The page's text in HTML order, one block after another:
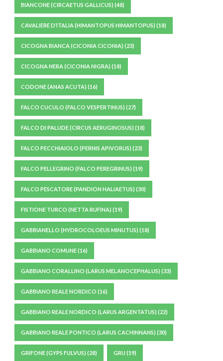
BIANCONE (CIRCAETUS GALLICUS) (48)
CAVALIERE D’ITALIA (HIMANTOPUS HIMANTOPUS) (18)
CICOGNA BIANCA (CICONIA CICONIA) (23)
CICOGNA NERA (CICONIA NIGRA) (18)
CODONE (ANAS ACUTA) (16)
FALCO CUCULO (FALCO VESPERTINUS) (27)
FALCO DI PALUDE (CIRCUS AERUGINOSUS) (18)
FALCO PECCHIAIOLO (PERNIS APIVORUS) (23)
FALCO PELLEGRINO (FALCO PEREGRINUS) (19)
FALCO PESCATORE (PANDION HALIAETUS) (30)
FISTIONE TURCO (NETTA RUFINA) (19)
GABBIANELLO (HYDROCOLOEUS MINUTUS) (18)
GABBIANO COMUNE(16)
GABBIANO CORALLINO (LARUS MELANOCEPHALUS) (33)
GABBIANO REALE NORDICO (16)
GABBIANO REALE NORDICO (LARUS ARGENTATUS) (22)
GABBIANO REALE PONTICO (LARUS CACHINNANS) (30)
GRIFONE (GYPS FULVUS) (28) GRU (19)